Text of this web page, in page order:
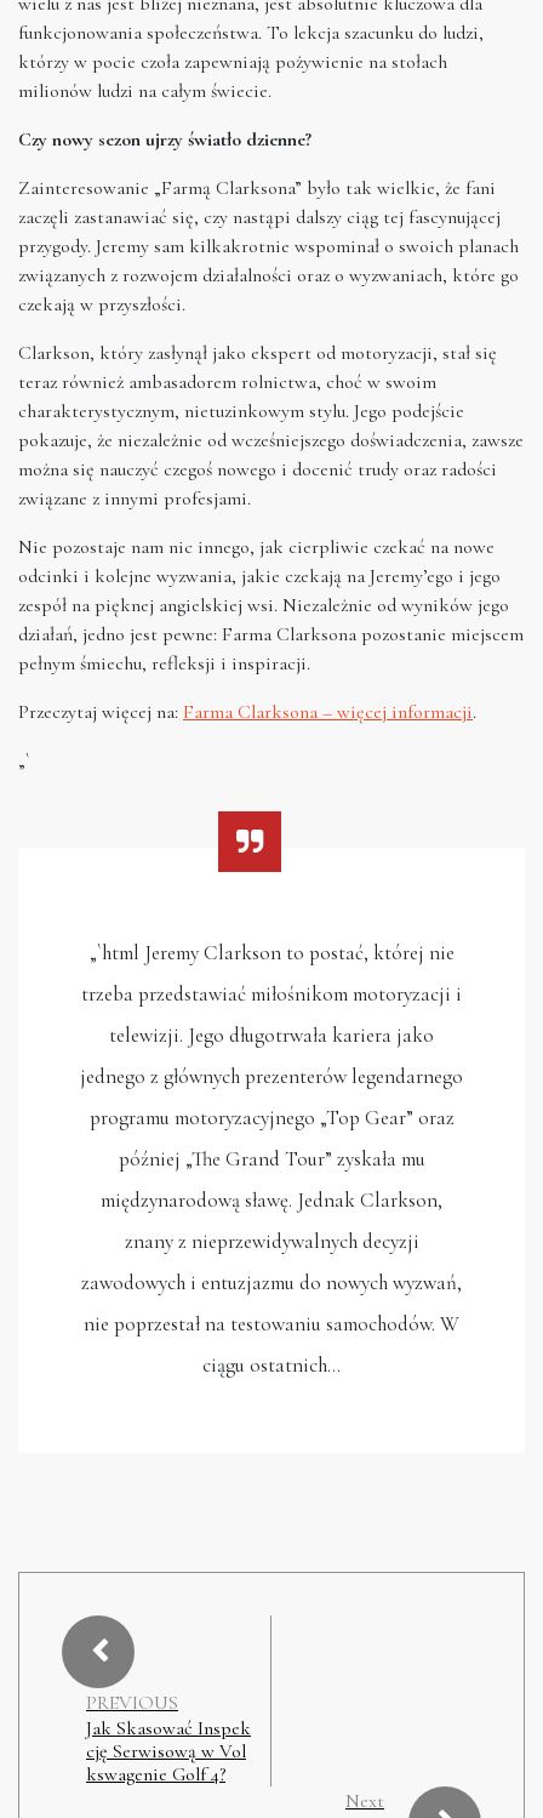
funkcjonowania społeczeństwa. To lekcja szacunku do ludzi,
którzy w pocie czoła zapewniają pożywienie na stołach
milionów ludzi na całym świecie.
Czy nowy sezon ujrzy światło dzienne?
Zainteresowanie „Farmą Clarksona” było tak wielkie, że fani
zaczęli zastanawiać się, czy nastąpi dalszy ciąg tej fascynującej
przygody. Jeremy sam kilkakrotnie wspominał o swoich planach
związanych z rozwojem działalności oraz o wyzwaniach, które go
czekają w przyszłości.
Clarkson, który zasłynął jako ekspert od motoryzacji, stał się
teraz również ambasadorem rolnictwa, choć w swoim
charakterystycznym, nietuzinkowym stylu. Jego podejście
pokazuje, że niezależnie od wcześniejszego doświadczenia, zawsze
można się nauczyć czegoś nowego i docenić trudy oraz radości
związane z innymi profesjami.
Nie pozostaje nam nic innego, jak cierpliwie czekać na nowe
odcinki i kolejne wyzwania, jakie czekają na Jeremy’ego i jego
zespół na pięknej angielskiej wsi. Niezależnie od wyników jego
działań, jedno jest pewne: Farma Clarksona pozostanie miejscem
pełnym śmiechu, refleksji i inspiracji.
Przeczytaj więcej na: Farma Clarksona – więcej informacji.
„`
„`html Jeremy Clarkson to postać, której nie
trzeba przedstawiać miłośnikom motoryzacji i
telewizji. Jego długotrwała kariera jako
jednego z głównych prezenterów legendarnego
programu motoryzacyjnego „Top Gear” oraz
później „The Grand Tour” zyskała mu
międzynarodową sławę. Jednak Clarkson,
znany z nieprzewidywalnych decyzji
zawodowych i entuzjazmu do nowych wyzwań,
nie poprzestał na testowaniu samochodów. W
ciągu ostatnich…
PREVIOUS
Jak Skasować Inspek
cję Serwisową w Vol
kswagenie Golf 4?
Next